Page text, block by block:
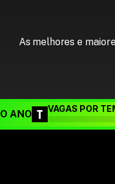
As melhores e
ANO VAGAS POR